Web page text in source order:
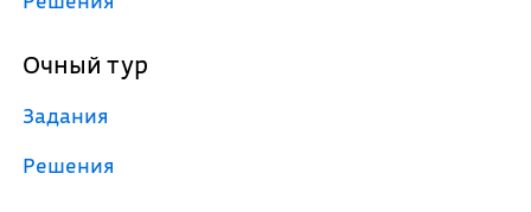
Очный тур
Задания
Решения